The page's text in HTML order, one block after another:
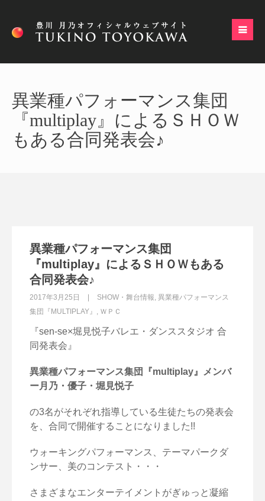
異業種パフォーマンス集団
『multiplay』によるＳＨＯＷ
もある合同発表会♪
異業種パフォーマンス集団
『multiplay』によるＳＨＯＷもある
合同発表会♪
2017年3月25日 SHOW・舞台情報, 異業種パフォーマンス
集団『MULTIPLAY』 , ＷＰＣ
『sen-se×堀見悦子バレエ・ダンススタジオ 合
同発表会』
異業種パフォーマンス集団『multiplay』メンバ
ー月乃・優子・堀見悦子
の3名がそれぞれ指導している生徒たちの発表会
を、合同で開催することになりました!!
ウォーキングパフォーマンス、テーマパークダ
ンサー、美のコンテスト・・・
さまざまなエンターテイメントがぎゅっと凝縮